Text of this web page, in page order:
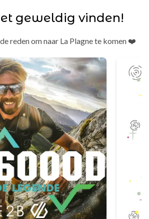
geweldig vinden!
reden om naar La Plagne te komen ❤️